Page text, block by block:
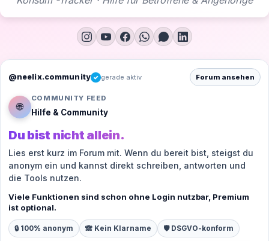
@neelix.community ✓ gerade aktiv Forum ansehen
🌐
COMMUNITY FEED
Hilfe & Community
Du bist nicht allein.
Lies erst kurz im Forum mit. Wenn du bereit bist, steigst du
anonym ein und kannst direkt schreiben, antworten und
die Tools nutzen.
Viele Funktionen sind schon ohne Login nutzbar, Premium
ist optional.
🔒 100% anonym 🙈 Kein Klarname 🛡️ DSGVO-konform